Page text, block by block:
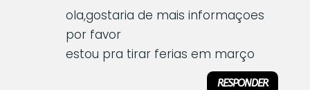
ola,gostaria de mais informaçoes
por favor
estou pra tirar ferias em março
RESPONDER